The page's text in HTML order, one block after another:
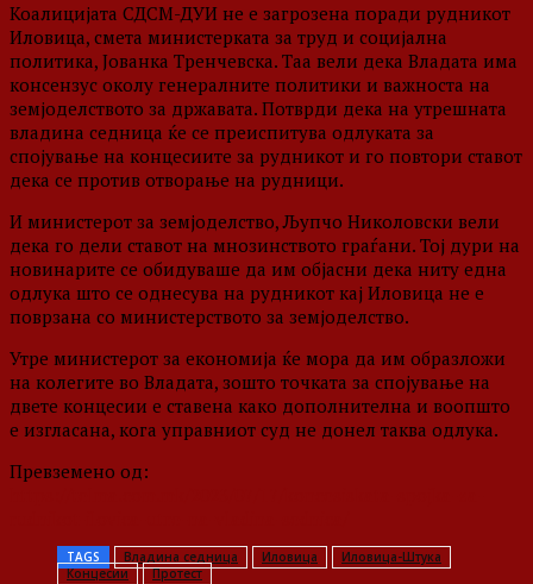
Коалицијата СДСМ-ДУИ не е загрозена поради рудникот
Иловица, смета министерката за труд и социјална
политика, Јованка Тренчевска. Таа вели дека Владата има
консензус околу генералните политики и важноста на
земјоделството за државата. Потврди дека на утрешната
владина седница ќе се преиспитува одлуката за
спојување на концесиите за рудникот и го повтори ставот
дека се против отворање на рудници.
И министерот за земјоделство, Љупчо Николовски вели
дека го дели ставот на мнозинството граѓани. Тој дури на
новинарите се обидуваше да им објасни дека ниту една
одлука што се однесува на рудникот кај Иловица не е
поврзана со министерството за земјоделство.
Утре министерот за економија ќе мора да им образложи
на колегите во Владата, зошто точката за спојување на
двете концесии е ставена како дополнителна и воопшто
е изгласана, кога управниот суд не донел таква одлука.
Превземено од:
TAGS Владина седница Иловица
Иловица-Штука
Концесии
Протест